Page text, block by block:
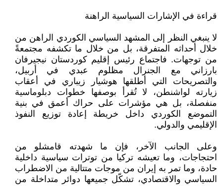
قراءة في الإشارات السياسية الراهنة
لا ينبغي النظر إلى المشهد السياسي الكوردي الراهن من
خلال أحداثه المتفرقة، بل من خلال ما تكشفه مجتمعةً
من توجهات. فاجتماع رئيس إقليم كوردستان نيجيرفان
بارزاني مع الجنرال مظلوم عبدي في أربيل،
والتصريحات التي أطلقها هوشيار زيباري في أعقاب
زيارته لواشنطن، لا تُقرأ بوصفها خطوات دبلوماسية
منفصلة، بل هي مؤشرات على حراك أعمق في بنية
التموضع الكوردي داخل خريطة إعادة توزيع النفوذ
الإقليمي والدولي.
وعلى الجانب الآخر، فإن ما شهدته قامشلو من
احتجاجات، وما تعيشه تركيا من توترات سياسية داخلية
حادة، وما تمر به إيران من موجات متتالية من الاضطراب
السياسي والاقتصادي، تشكّل جميعها دوائر متداخلة من